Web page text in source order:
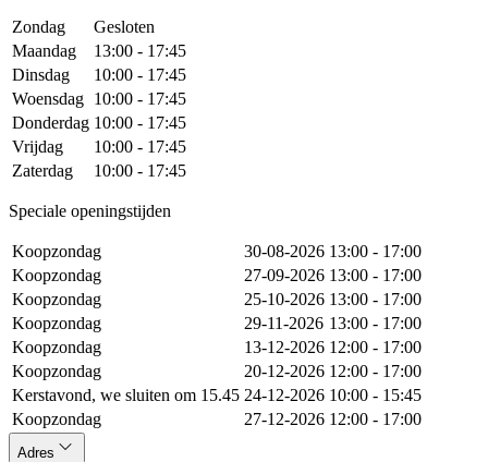
Zondag
Gesloten
Maandag
13:00 - 17:45
Dinsdag
10:00 - 17:45
Woensdag 10:00 - 17:45
Donderdag 10:00 - 17:45
Vrijdag
10:00 - 17:45
Zaterdag
10:00 - 17:45
Speciale openingstijden
Koopzondag 30-08-2026 13:00 - 17:00
Koopzondag
27-09-2026 13:00 - 17:00
Koopzondag
25-10-2026 13:00 - 17:00
Koopzondag
29-11-2026 13:00 - 17:00
Koopzondag
13-12-2026 12:00 - 17:00
Koopzondag
20-12-2026 12:00 - 17:00
Kerstavond, we sluiten om 15.45 24-12-2026 10:00 - 15:45
Koopzondag
27-12-2026 12:00 - 17:00
Adres